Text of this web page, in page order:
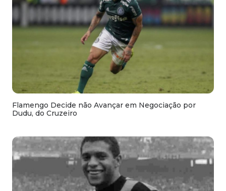
Flamengo Decide não Avançar em Negociação por
Dudu, do Cruzeiro